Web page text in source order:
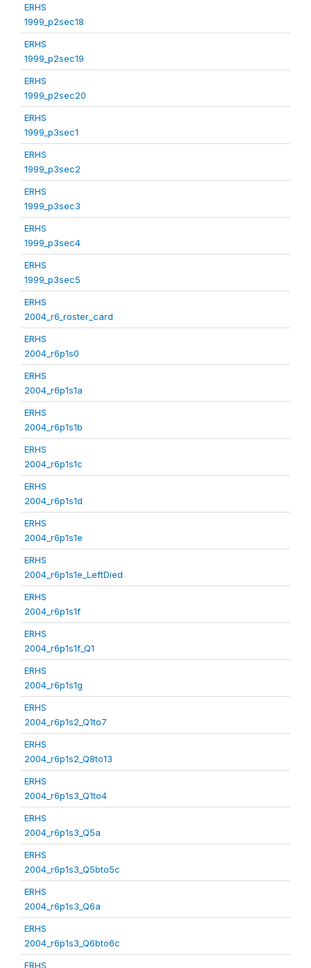
ERHS
1999_p2sec18
ERHS
1999_p2sec19
ERHS
1999_p2sec20
ERHS
1999_p3sec1
ERHS
1999_p3sec2
ERHS
1999_p3sec3
ERHS
1999_p3sec4
ERHS
1999_p3sec5
ERHS
2004_r6_roster_card
ERHS
2004_r6p1s0
ERHS
2004_r6p1s1a
ERHS
2004_r6p1s1b
ERHS
2004_r6p1s1c
ERHS
2004_r6p1s1d
ERHS
2004_r6p1s1e
ERHS
2004_r6p1s1e_LeftDied
ERHS
2004_r6p1s1f
ERHS
2004_r6p1s1f_Q1
ERHS
2004_r6p1s1g
ERHS
2004_r6p1s2_Q1to7
ERHS
2004_r6p1s2_Q8to13
ERHS
2004_r6p1s3_Q1to4
ERHS
2004_r6p1s3_Q5a
ERHS
2004_r6p1s3_Q5bto5c
ERHS
2004_r6p1s3_Q6a
ERHS
2004_r6p1s3_Q6bto6c
ERHS